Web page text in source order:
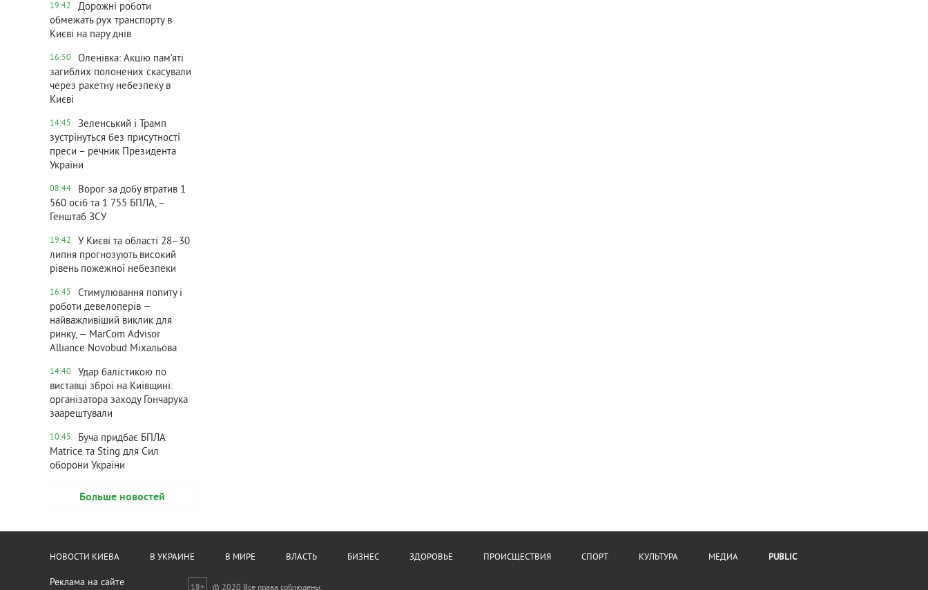
19:42
Дорожні роботи
обмежать рух транспорту в
Києві на пару днів
16:50
Оленівка: Акцію пам’яті
загиблих полонених скасували
через ракетну небезпеку в
Києві
14:45
Зеленський і Трамп
зустрінуться без присутності
преси – речник Президента
України
08:44
Ворог за добу втратив 1
560 осіб та 1 755 БПЛА, –
Генштаб ЗСУ
19:42
У Києві та області 28–30
липня прогнозують високий
рівень пожежної небезпеки
16:45
Стимулювання попиту і
роботи девелоперів —
найважливіший виклик для
ринку, — MarCom Advisor
Alliance Novobud Міхальова
14:40
Удар балістикою по
виставці зброї на Київщині:
організатора заходу Гончарука
заарештували
10:45
Буча придбає БПЛА
Matrice та Sting для Сил
оборони України
Больше новостей
НОВОСТИ КИЕВА В УКРАИНЕ В МИРЕ ВЛАСТЬ БИЗНЕС ЗДОРОВЬЕ ПРОИСЩЕСТВИЯ СПОРТ КУЛЬТУРА МЕДИА PUBLIC
Реклама на сайте